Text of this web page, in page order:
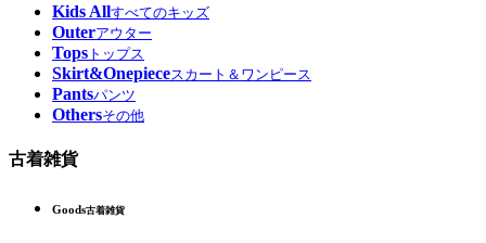
Kids Allすべてのキッズ
Outerアウター
Tops トップス
Skirt&Onepieceスカート＆ワンピース
Pantsパンツ
Othersその他
古着雑貨
Goods古着雑貨